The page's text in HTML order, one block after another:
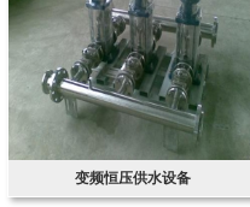
变频恒压供水设备